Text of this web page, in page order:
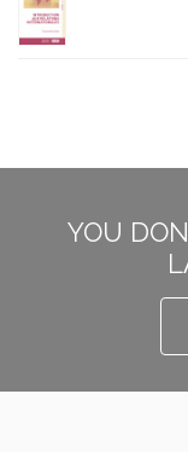
YOU